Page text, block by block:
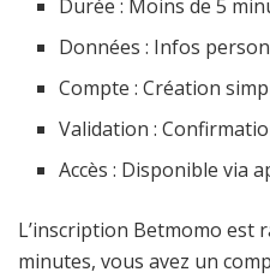
Durée : Moins de 5
Données : Infos
Compte : Création
Validation :
Accès : Disponible via
L’inscription Betmomo est
minutes, vous avez un